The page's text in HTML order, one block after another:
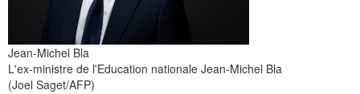
Jean-Michel Bla
L'ex-ministre de l'Education nationale Jean-Michel Bla
(Joel Saget/AFP)